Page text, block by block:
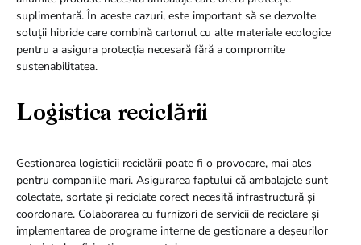
suplimentară. În aceste cazuri, este important să se dezvolte
soluții hibride care combină cartonul cu alte materiale ecologice
pentru a asigura protecția necesară fără a compromite
sustenabilitatea.
Logistica reciclării
Gestionarea logisticii reciclării poate fi o provocare, mai ales
pentru companiile mari. Asigurarea faptului că ambalajele sunt
colectate, sortate și reciclate corect necesită infrastructură și
coordonare. Colaborarea cu furnizori de servicii de reciclare și
implementarea de programe interne de gestionare a deșeurilor